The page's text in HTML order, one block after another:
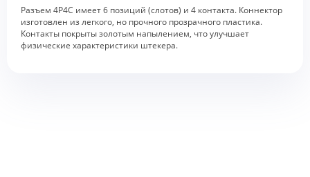
Разъем 4Р4С имеет 6 позиций (слотов) и 4 контакта. Коннектор
изготовлен из легкого, но прочного прозрачного пластика.
Контакты покрыты золотым напылением, что улучшает
физические характеристики штекера.